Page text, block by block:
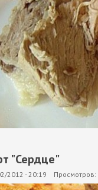
"Сердце"
2012 - 20:19 Просмотров: